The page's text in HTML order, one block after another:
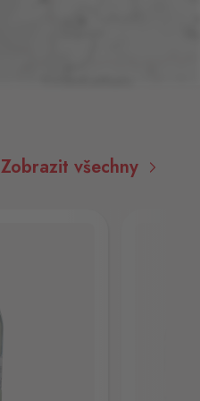
Zobrazit všechny